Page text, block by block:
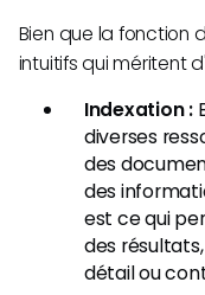
Bien que la fonction
intuitifs qui méritent
Indexation :
diverses
des
des
est ce qui
des
détail ou